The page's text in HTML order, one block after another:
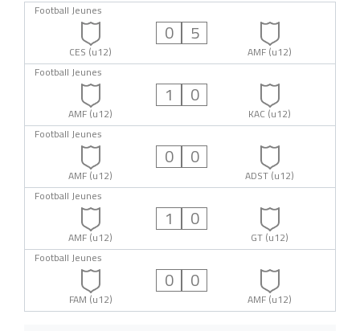
Football Jeunes
CES (u12)
0 5
AMF (u12)
Football Jeunes
AMF (u12)
1 0
KAC (u12)
Football Jeunes
AMF (u12)
0 0
ADST (u12)
Football Jeunes
AMF (u12)
1 0
GT (u12)
Football Jeunes
FAM (u12)
0 0
AMF (u12)